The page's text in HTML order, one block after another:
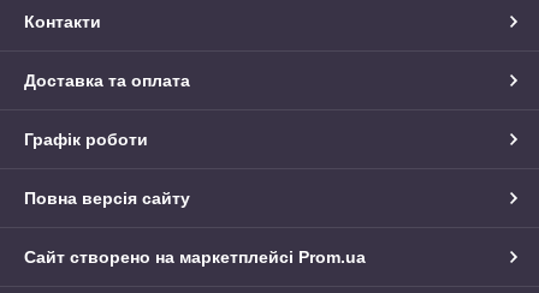
Контакти
Доставка та оплата
Графік роботи
Повна версія сайту
Сайт створено на маркетплейсі Prom.ua